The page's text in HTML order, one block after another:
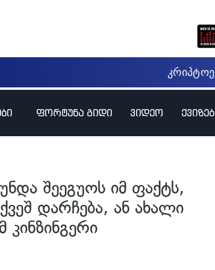
ფორტუნა გიდი ვიდეო
შეეგუოს იმ ფაქტს,
დარჩება, ან ახალი